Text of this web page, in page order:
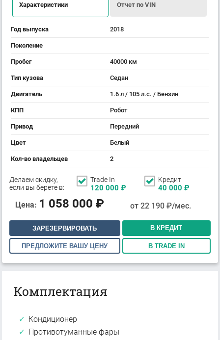
Характеристики Отчет по VIN
Год выпуска 2018
Поколение
Пробег 40000 км
Тип кузова Седан
Двигатель 1.6 л / 105 л.с. / Бензин
КПП Робот
Привод Передний
Цвет Белый
Кол-во владельцев 2
Делаем скидку,
если вы берете в:
Trade In
120 000 ₽
Кредит
40 000 ₽
Цена: 1 058 000 ₽ от 22 190₽/мес.
ЗАРЕЗЕРВИРОВАТЬ В КРЕДИТ
ПРЕДЛОЖИТЕ ВАШУ ЦЕНУ В TRADE IN
Комплектация
Кондиционер
Противотуманные фары